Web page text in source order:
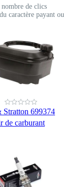
de clics
caractère payant ou
Stratton 699374
de carburant